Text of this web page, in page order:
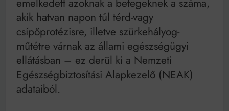
akik hatvan napon túl térd-vagy
csípőprotézisre, illetve szürkehályog-
műtétre várnak az állami egészségügyi
ellátásban – ez derül ki a Nemzeti
Egészségbiztosítási Alapkezelő (NEAK)
adataiból.